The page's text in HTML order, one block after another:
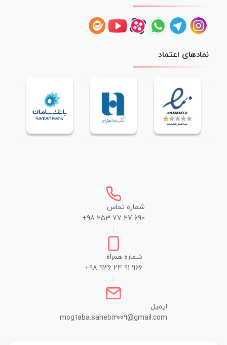
نمادهای اعتماد
شماره تماس
+98 253 77 27 690
شماره همراه
+98 936 24 91 966
ایمیل
mogtaba.sahebi2009@gmail.com